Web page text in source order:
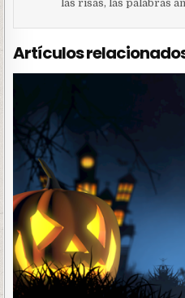
las risas, las palabras
Artículos